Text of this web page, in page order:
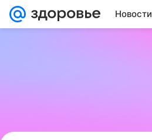
Новости